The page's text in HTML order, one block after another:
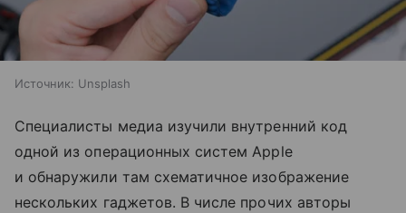
Источник: Unsplash
Специалисты медиа изучили внутренний код
одной из операционных систем Apple
и обнаружили там схематичное изображение
нескольких гаджетов. В числе прочих авторы